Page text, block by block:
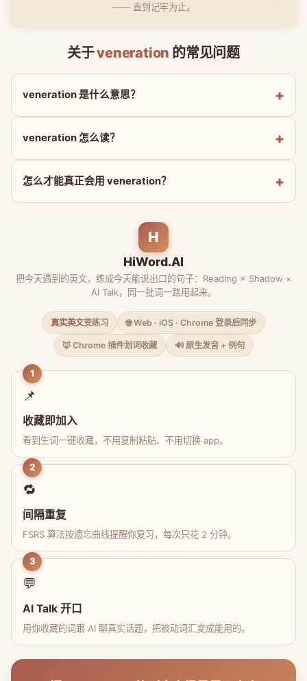
—— 直到记牢为止。
关于veneration 的常见问题
veneration 是什么意思？
veneration 怎么读？
怎么才能真正会用 veneration？
H
HiWord.AI
把今天遇到的英文，练成今天能说出口的句子：Reading × Shadow ×
AI Talk，同一批词一路用起来。
真实英文变练习 🌐 Web · iOS · Chrome 登录后同步
🦊 Chrome 插件划词收藏 🔊 原生发音 + 例句
1
📌
收藏即加入
看到生词一键收藏，不用复制粘贴、不用切换 app。
2
🔁
间隔重复
FSRS 算法按遗忘曲线提醒你复习，每次只花 2 分钟。
3
💬
AI Talk 开口
用你收藏的词跟 AI 聊真实话题，把被动词汇变成能用的。